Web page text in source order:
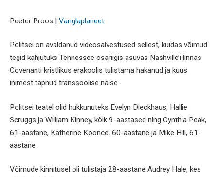
Peeter Proos | Vanglaplaneet
Politsei on avaldanud videosalvestused sellest, kuidas võimud
tegid kahjutuks Tennessee osariigis asuvas Nashville’i linnas
Covenanti kristlikus erakoolis tulistama hakanud ja kuus
inimest tapnud transsoolise naise.
Politsei teatel olid hukkunuteks Evelyn Dieckhaus, Hallie
Scruggs ja William Kinney, kõik 9-aastased ning Cynthia Peak,
61-aastane, Katherine Koonce, 60-aastane ja Mike Hill, 61-
aastane.
Võimude kinnitusel oli tulistaja 28-aastane Audrey Hale, kes